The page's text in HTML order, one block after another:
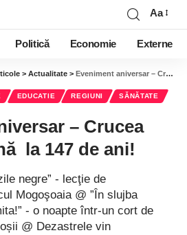
Aa
Politică Economie Externe
> Actualitate > Eveniment aniversar – Crucea Roșie Română la 147 de ani!
EDUCATIE REGIUNI SĂNĂTATE
– Crucea
la 147 de ani!
negre” - lecţie de
Mogoşoaia @ ”În slujba
- o noapte într-un cort de
@ Dezastrele vin